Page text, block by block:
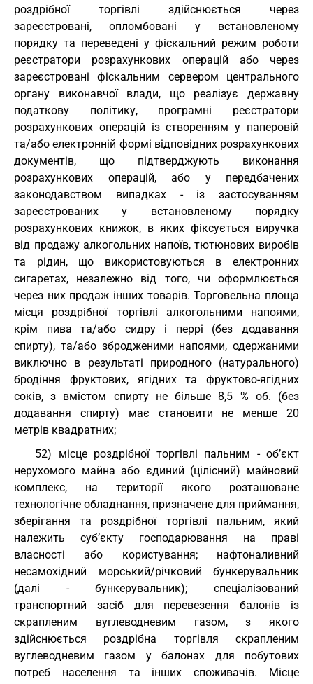
роздрібної торгівлі здійснюється через
зареєстровані, опломбовані у встановленому
порядку та переведені у фіскальний режим роботи
реєстратори розрахункових операцій або через
зареєстровані фіскальним сервером центрального
органу виконавчої влади, що реалізує державну
податкову політику, програмні реєстратори
розрахункових операцій із створенням у паперовій
та/або електронній формі відповідних розрахункових
документів, що підтверджують виконання
розрахункових операцій, або у передбачених
законодавством випадках - із застосуванням
зареєстрованих у встановленому порядку
розрахункових книжок, в яких фіксується виручка
від продажу алкогольних напоїв, тютюнових виробів
та рідин, що використовуються в електронних
сигаретах, незалежно від того, чи оформлюється
через них продаж інших товарів. Торговельна площа
місця роздрібної торгівлі алкогольними напоями,
крім пива та/або сидру і перрі (без додавання
спирту), та/або збродженими напоями, одержаними
виключно в результаті природного (натурального)
бродіння фруктових, ягідних та фруктово-ягідних
соків, з вмістом спирту не більше 8,5 % об. (без
додавання спирту) має становити не менше 20
метрів квадратних;
52) місце роздрібної торгівлі пальним - об’єкт
нерухомого майна або єдиний (цілісний) майновий
комплекс, на території якого розташоване
технологічне обладнання, призначене для приймання,
зберігання та роздрібної торгівлі пальним, який
належить суб’єкту господарювання на праві
власності або користування; нафтоналивний
несамохідний морський/річковий бункерувальник
(далі - бункерувальник); спеціалізований
транспортний засіб для перевезення балонів із
скрапленим вуглеводневим газом, з якого
здійснюється роздрібна торгівля скрапленим
вуглеводневим газом у балонах для побутових
потреб населення та інших споживачів. Місце